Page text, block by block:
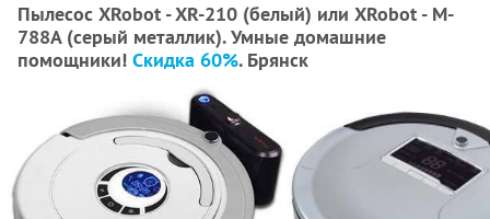
Пылесос XRobot - XR-210 (белый) или XRobot - M-
788A (серый металлик). Умные домашние
помощники! Скидка 60%. Брянск